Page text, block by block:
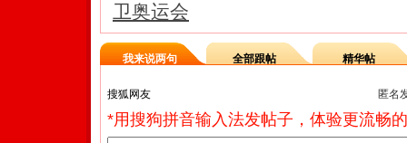
卫奥运会
我来说两句 全部跟帖 精华帖
匿名
*用搜狗拼音输入法发帖子，体验更流畅